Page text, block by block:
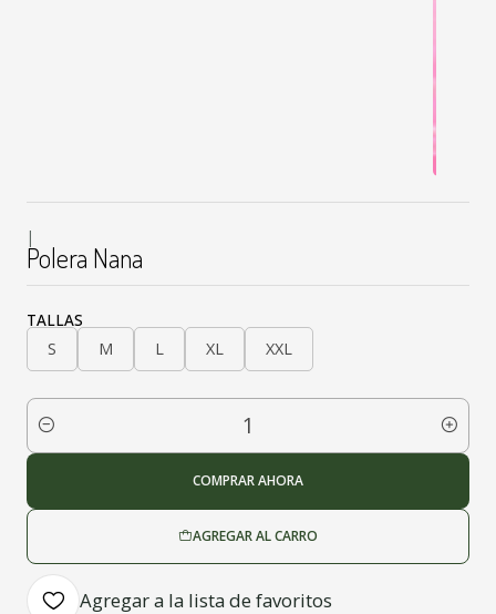
|
Polera Nana
TALLAS
S
M L XL XXL
Cantidad
AGREGAR AL CARRO
COMPRAR AHORA
Agregar a la lista de favoritos